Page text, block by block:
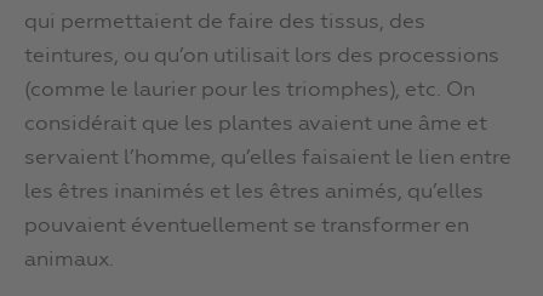
qui permettaient de faire des tissus, des
teintures, ou qu’on utilisait lors des processions
(comme le laurier pour les triomphes), etc. On
considérait que les plantes avaient une âme et
servaient l’homme, qu’elles faisaient le lien entre
les êtres inanimés et les êtres animés, qu’elles
pouvaient éventuellement se transformer en
animaux.